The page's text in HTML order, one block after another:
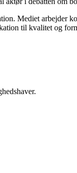
Mediet arbejder
til kvalitet og